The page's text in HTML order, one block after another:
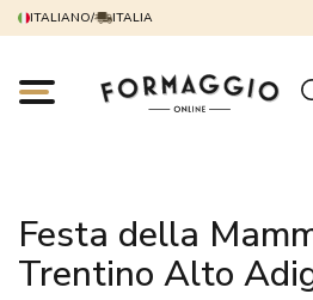
ITALIANO/ ITALIA
Festa della
Trentino Alto